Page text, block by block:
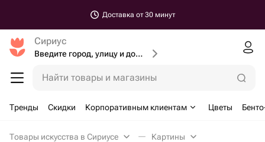
Доставка от 30 минут
Сириус
Введите город, улицу и дом доставки
Найти товары и магазины
Тренды Скидки Корпоративным клиентам Цветы
Товары искусства в Сириусе Картины